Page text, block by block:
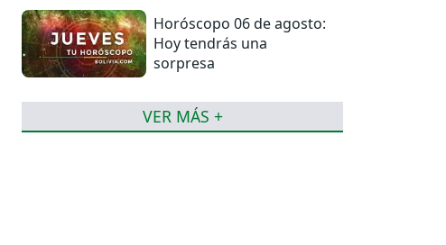
Horóscopo 06 de agosto:
Hoy tendrás una
sorpresa
VER MÁS +